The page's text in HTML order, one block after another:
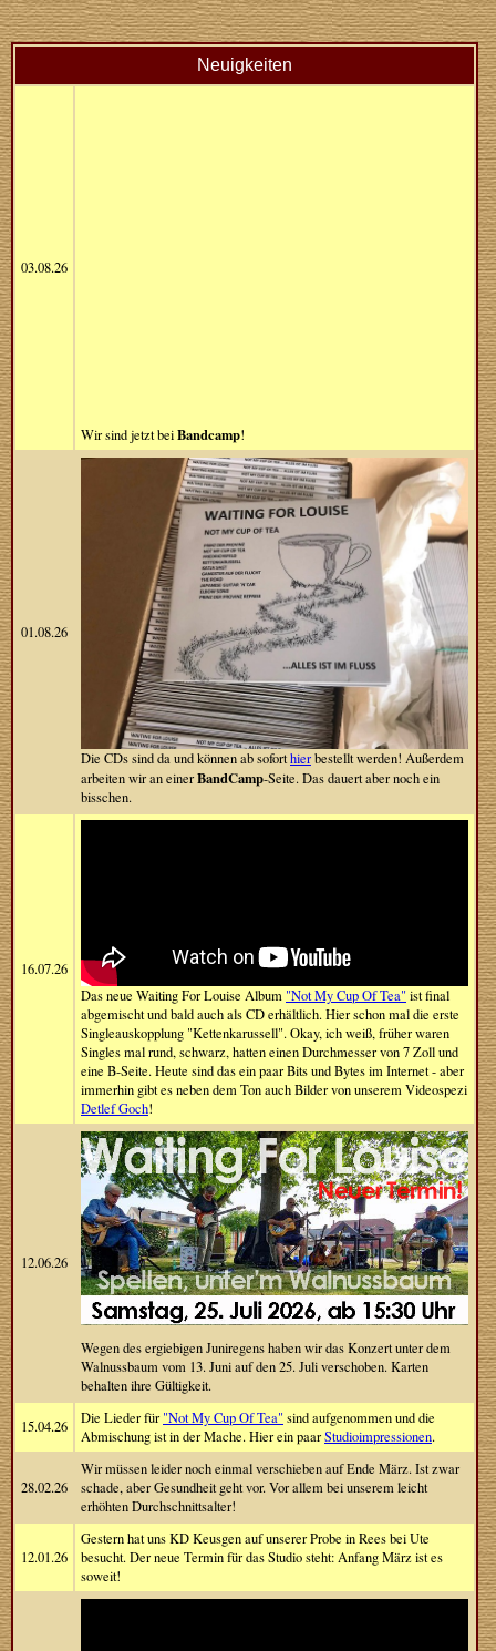
Neuigkeiten
03.08.26
Wir sind jetzt beiBandcamp!
01.08.26
Die CDs sind da und können ab soforthierbestellt werden! Außerdem
arbeiten wir an einerBandCamp-Seite. Das dauert aber noch ein
bisschen.
16.07.26
Das neue Waiting For Louise Album "Not My Cup Of Tea" ist final
abgemischt und bald auch als CD erhältlich. Hier schon mal die erste
Singleauskopplung "Kettenkarussell". Okay, ich weiß, früher waren
Singles mal rund, schwarz, hatten einen Durchmesser von 7 Zoll und
eine B-Seite. Heute sind das ein paar Bits und Bytes im Internet - aber
immerhin gibt es neben dem Ton auch Bilder von unserem Videospezi
Detlef Goch!
12.06.26
Wegen des ergiebigen Juniregens haben wir das Konzert unter dem
Walnussbaum vom 13. Juni auf den 25. Juli verschoben. Karten
behalten ihre Gültigkeit.
15.04.26 Die Lieder für "Not My Cup Of Tea" sind aufgenommen und die
Abmischung ist in der Mache. Hier ein paarStudioimpressionen.
28.02.26
Wir müssen leider noch einmal verschieben auf Ende März. Ist zwar
schade, aber Gesundheit geht vor. Vor allem bei unserem leicht
erhöhten Durchschnittsalter!
12.01.26
Gestern hat uns KD Keusgen auf unserer Probe in Rees bei Ute
besucht. Der neue Termin für das Studio steht: Anfang März ist es
soweit!